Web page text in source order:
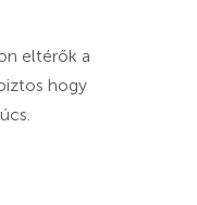
eltérők a
hogy